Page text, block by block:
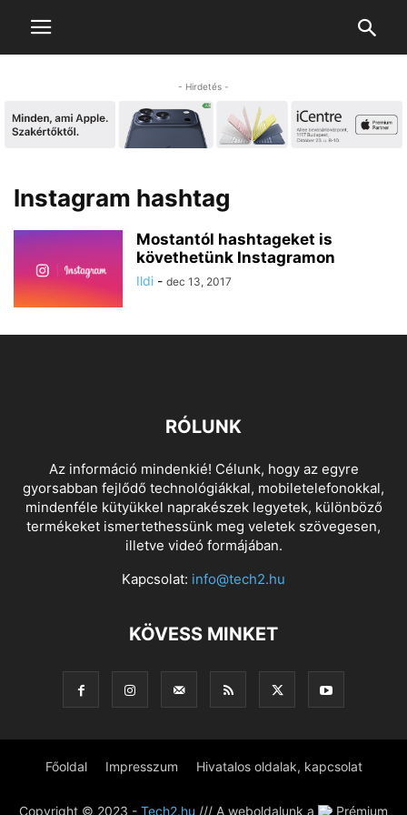
- Hirdetés -
Instagram hashtag
Mostantól hashtageket is
követhetünk Instagramon
Ildi - dec 13, 2017
RÓLUNK
Az információ mindenkié! Célunk, hogy az egyre
gyorsabban fejlődő technológiákkal, mobiletelefonokkal,
mindenféle kütyükkel naprakészek legyetek, különböző
termékeket ismertethessünk meg veletek szövegesen,
illetve videó formájában.
Kapcsolat: info@tech2.hu
KÖVESS MINKET
Főoldal Impresszum Hivatalos oldalak, kapcsolat
Copyright © 2023 - Tech2.hu /// A weboldalunk a Prémium